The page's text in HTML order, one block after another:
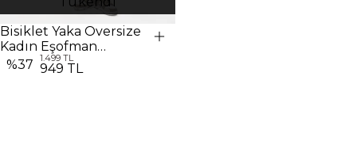
Bisiklet Yaka Oversize
Kadın Eşofman
Takımı - Ekru
%37 1.499 TL
949 TL